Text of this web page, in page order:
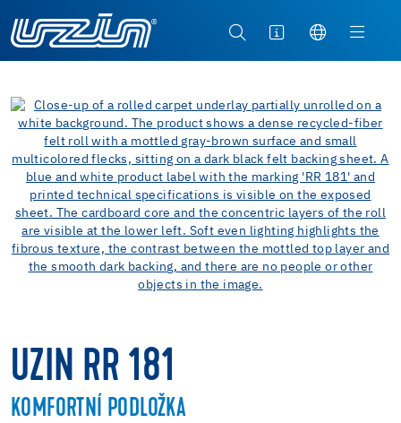
UZIN RR 181
KOMFORTNÍ PODLOŽKA